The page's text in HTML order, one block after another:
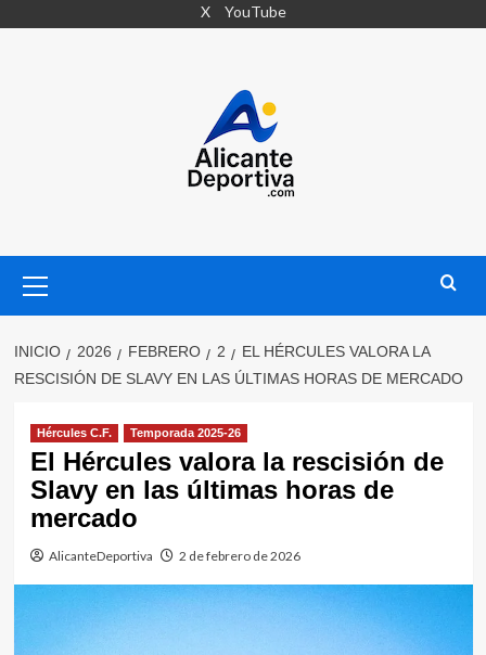
X YouTube
primario
INICIO 2026 FEBRERO 2
EL HÉRCULES VALORA LA
RESCISIÓN DE SLAVY EN LAS ÚLTIMAS HORAS DE MERCADO
Hércules C.F. Temporada 2025-26
El Hércules valora la rescisión de
Slavy en las últimas horas de
mercado
AlicanteDeportiva 2 de febrero de 2026